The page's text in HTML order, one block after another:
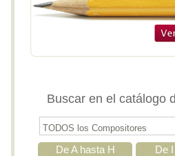
Buscar en el catálogo
De A hasta H De